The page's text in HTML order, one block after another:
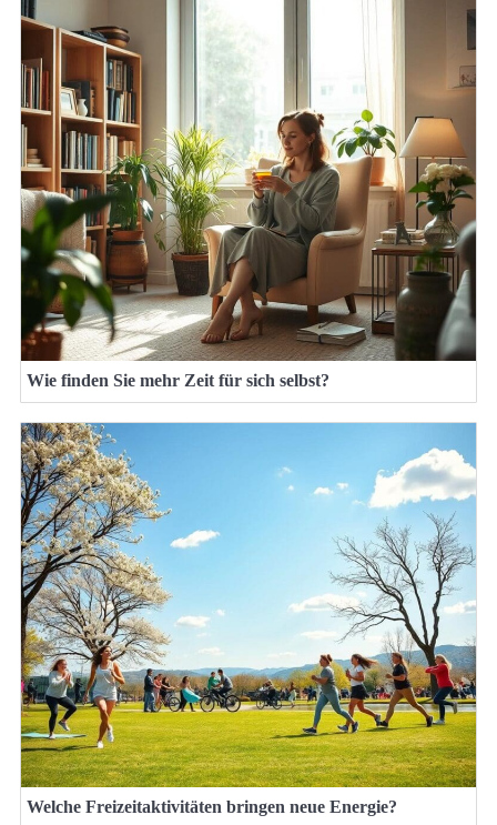
Wie finden Sie mehr Zeit für sich selbst?
Welche Freizeitaktivitäten bringen neue Energie?